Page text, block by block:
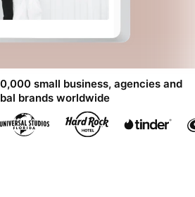
small business, agencies and
brands worldwide